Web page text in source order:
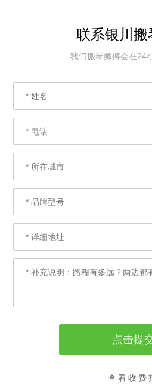
联系银川搬
我们搬琴师傅会在24
查看收费